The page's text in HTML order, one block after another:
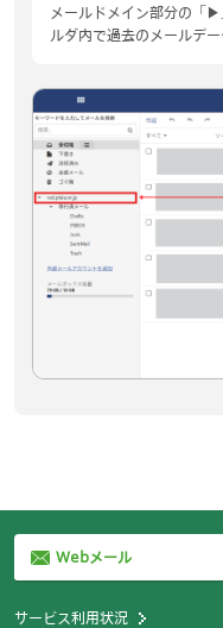
メールドメイン部分の「
ルダ内で過去のメールデ
Webメール
サービス利用状況